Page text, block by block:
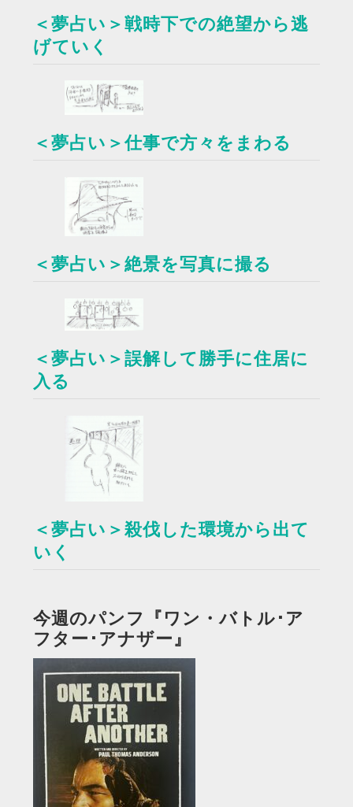
＜夢占い＞戦時下での絶望から逃
げていく
＜夢占い＞仕事で方々をまわる
＜夢占い＞絶景を写真に撮る
＜夢占い＞誤解して勝手に住居に
入る
＜夢占い＞殺伐した環境から出て
いく
今週のパンフ『ワン・バトル･ア
フター･アナザー』